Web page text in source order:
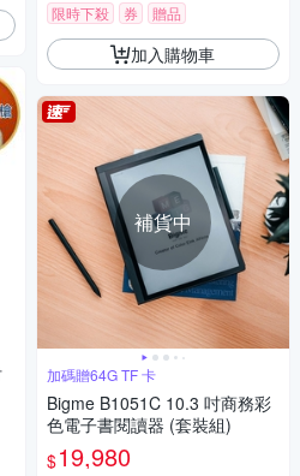
限時下殺
券 贈品
加入購物車
補貨中
加碼贈64G TF 卡
Bigme B1051C 10.3 吋商務彩
色電子書閱讀器 (套裝組)
$19,980